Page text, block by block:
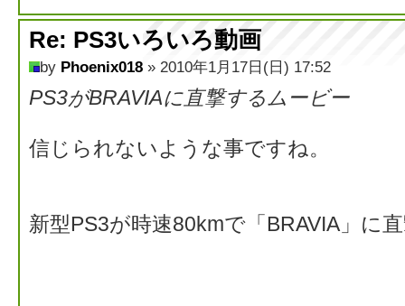
Re: PS3いろいろ動画
by Phoenix018 » 2010年1月17日(日) 17:52
PS3がBRAVIAに直撃するムービー
信じられないような事ですね。
新型PS3が時速80kmで「BRAVIA」に